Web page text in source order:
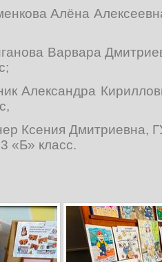
Алёна
Варвара
Александра
Ксения Дмитриевна,
«Б» класс.